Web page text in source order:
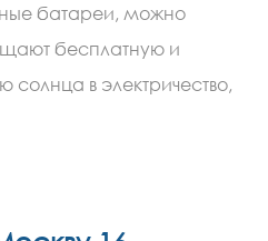
работают
солнечные
батареи:
технологии
будущего,
батареи, можно
бесплатную и
в электричество,